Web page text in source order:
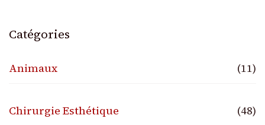
Catégories
Animaux (11)
Chirurgie Esthétique (48)